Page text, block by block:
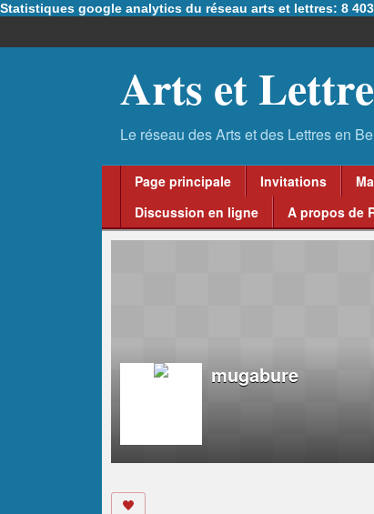
Statistiques google analytics du réseau arts et lettres: 8
Arts et
Page principale Invitations
Discussion en ligne
A propos de
mugabure